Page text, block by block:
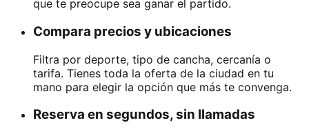
que te preocupe sea ganar el partido.
Compara precios y ubicaciones
Filtra por deporte, tipo de cancha, cercanía o
tarifa. Tienes toda la oferta de la ciudad en tu
mano para elegir la opción que más te convenga.
Reserva en segundos, sin llamadas